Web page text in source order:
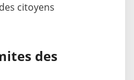
citoyens
des